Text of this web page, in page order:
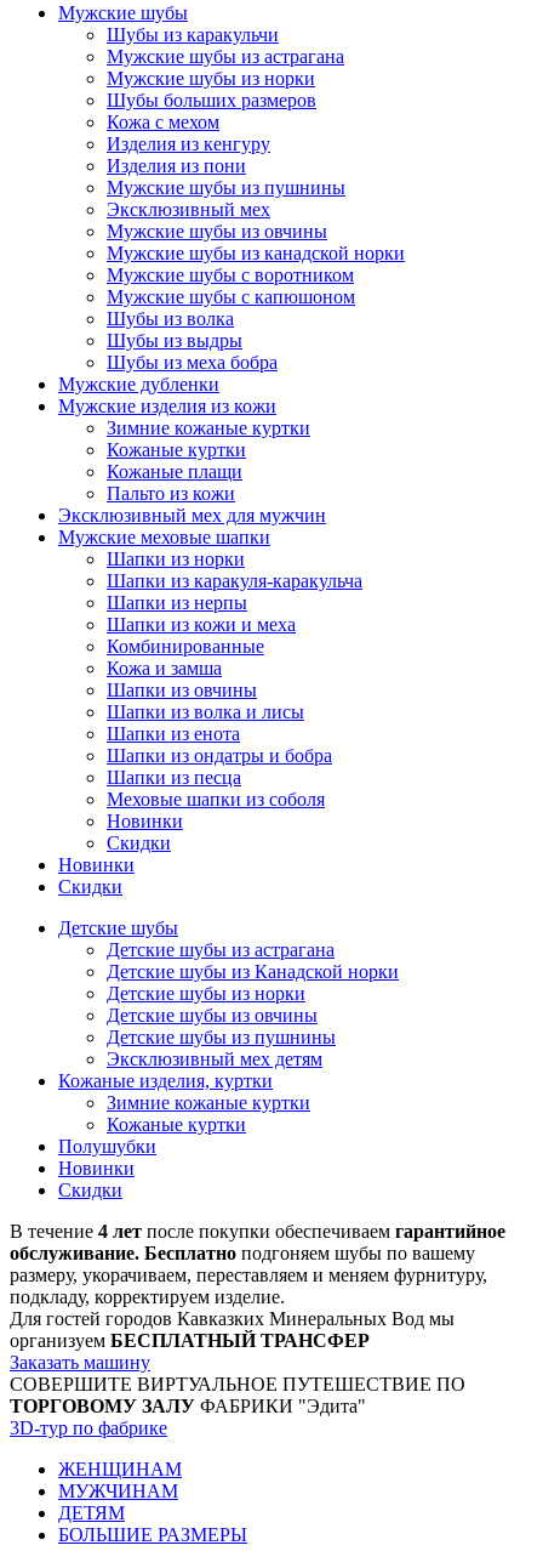
Мужские шубы
Шубы из каракульчи
Мужские шубы из астрагана
Мужские шубы из норки
Шубы больших размеров
Кожа с мехом
Изделия из кенгуру
Изделия из пони
Мужские шубы из пушнины
Эксклюзивный мех
Мужские шубы из овчины
Мужские шубы из канадской норки
Мужские шубы с воротником
Мужские шубы с капюшоном
Шубы из волка
Шубы из выдры
Шубы из меха бобра
Мужские дубленки
Мужские изделия из кожи
Зимние кожаные куртки
Кожаные куртки
Кожаные плащи
Пальто из кожи
Эксклюзивный мех для мужчин
Мужские меховые шапки
Шапки из норки
Шапки из каракуля-каракульча
Шапки из нерпы
Шапки из кожи и меха
Комбинированные
Кожа и замша
Шапки из овчины
Шапки из волка и лисы
Шапки из енота
Шапки из ондатры и бобра
Шапки из песца
Меховые шапки из соболя
Новинки
Скидки
Новинки
Скидки
Детские шубы
Детские шубы из астрагана
Детские шубы из Канадской норки
Детские шубы из норки
Детские шубы из овчины
Детские шубы из пушнины
Эксклюзивный мех детям
Кожаные изделия, куртки
Зимние кожаные куртки
Кожаные куртки
Полушубки
Новинки
Скидки
В течение 4 лет после покупки обеспечиваем гарантийное
обслуживание. Бесплатно подгоняем шубы по вашему
размеру, укорачиваем, переставляем и меняем фурнитуру,
подкладу, корректируем изделие.
Для гостей городов Кавказких Минеральных Вод мы
организуем БЕСПЛАТНЫЙ ТРАНСФЕР
Заказать машину
СОВЕРШИТЕ ВИРТУАЛЬНОЕ ПУТЕШЕСТВИЕ ПО
ТОРГОВОМУ ЗАЛУ ФАБРИКИ "Эдита"
3D-тур по фабрике
ЖЕНЩИНАМ
МУЖЧИНАМ
ДЕТЯМ
БОЛЬШИЕ РАЗМЕРЫ